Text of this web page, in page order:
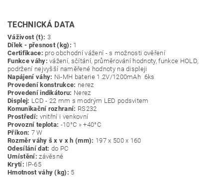
TECHNICKÁ DATA
Váživost (t): 3
Dílek - přesnost (kg): 1
Certifikace: pro obchodní vážení - s možnosti ověření
Funkce váhy: vážení, sčítání, průměrování hodnoty, funkce HOLD,
podržení nejvyšší naměřené hodnoty na displeji
Napájení váhy: Ni-MH baterie 1.2V/1200mAh 6ks
Provedení konstrukce: nerez
Provedení indikátoru: Nerez
Displej: LCD - 22 mm s modrým LED podsvitem
Komunikační rozhraní: RS232
Prostředí: vnitřní i venkovní
Provozní teplota: -10°C » +40°C
Příkon: 7 W
Rozměr váhy š x v x h (mm): 197 x 500 x 160
Odesílání dat: do PC
Umístění: závěsné
Krytí: IP-65
Hmotnost váhy (kg): 5